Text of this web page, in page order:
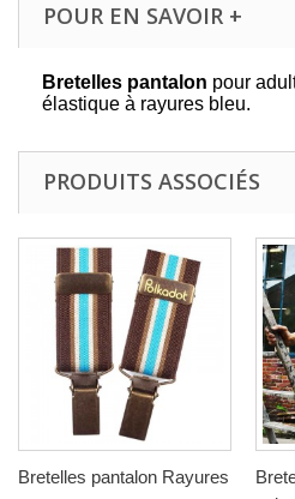
POUR EN SAVOIR +
Bretelles pantalon pour
élastique à rayures bleu.
PRODUITS ASSOCIÉS
Bretelles pantalon Rayures